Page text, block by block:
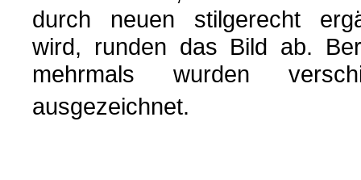
durch neuen stilgerecht
wird, runden das Bild ab.
mehrmals wurden
ausgezeichnet.